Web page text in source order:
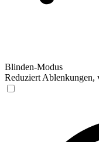
Blinden-Modus
Reduziert Ablenkungen,